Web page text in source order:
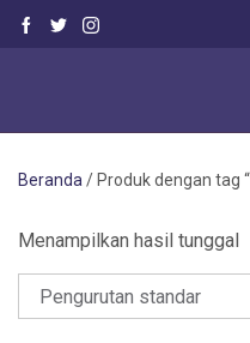
Beranda / Produk dengan tag
Menampilkan hasil tunggal